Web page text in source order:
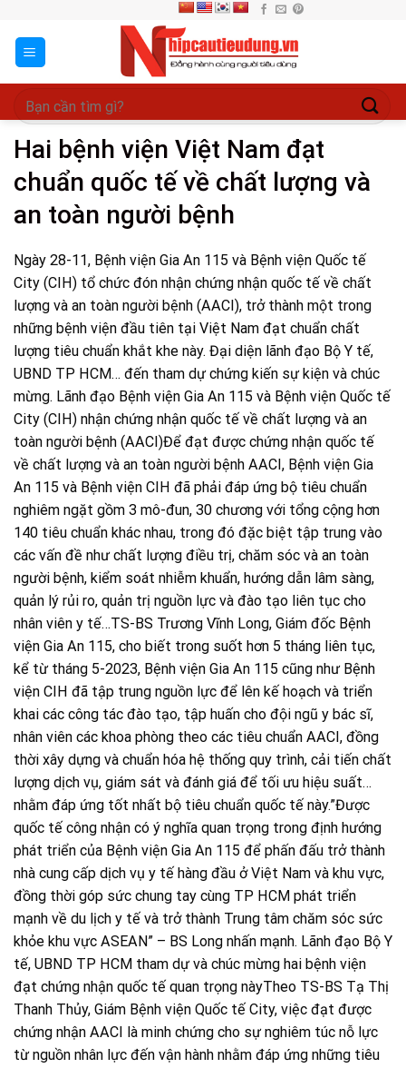
content
Hai bệnh viện Việt Nam đạt
chuẩn quốc tế về chất lượng và
an toàn người bệnh
Ngày 28-11, Bệnh viện Gia An 115 và Bệnh viện Quốc tế
City (CIH) tổ chức đón nhận chứng nhận quốc tế về chất
lượng và an toàn người bệnh (AACI), trở thành một trong
những bệnh viện đầu tiên tại Việt Nam đạt chuẩn chất
lượng tiêu chuẩn khắt khe này. Đại diện lãnh đạo Bộ Y tế,
UBND TP HCM… đến tham dự chứng kiến sự kiện và chúc
mừng. Lãnh đạo Bệnh viện Gia An 115 và Bệnh viện Quốc tế
City (CIH) nhận chứng nhận quốc tế về chất lượng và an
toàn người bệnh (AACI)Để đạt được chứng nhận quốc tế
về chất lượng và an toàn người bệnh AACI, Bệnh viện Gia
An 115 và Bệnh viện CIH đã phải đáp ứng bộ tiêu chuẩn
nghiêm ngặt gồm 3 mô-đun, 30 chương với tổng cộng hơn
140 tiêu chuẩn khác nhau, trong đó đặc biệt tập trung vào
các vấn đề như chất lượng điều trị, chăm sóc và an toàn
người bệnh, kiểm soát nhiễm khuẩn, hướng dẫn lâm sàng,
quản lý rủi ro, quản trị nguồn lực và đào tạo liên tục cho
nhân viên y tế…TS-BS Trương Vĩnh Long, Giám đốc Bệnh
viện Gia An 115, cho biết trong suốt hơn 5 tháng liên tục,
kể từ tháng 5-2023, Bệnh viện Gia An 115 cũng như Bệnh
viện CIH đã tập trung nguồn lực để lên kế hoạch và triển
khai các công tác đào tạo, tập huấn cho đội ngũ y bác sĩ,
nhân viên các khoa phòng theo các tiêu chuẩn AACI, đồng
thời xây dựng và chuẩn hóa hệ thống quy trình, cải tiến chất
lượng dịch vụ, giám sát và đánh giá để tối ưu hiệu suất…
nhằm đáp ứng tốt nhất bộ tiêu chuẩn quốc tế này.”Được
quốc tế công nhận có ý nghĩa quan trọng trong định hướng
phát triển của Bệnh viện Gia An 115 để phấn đấu trở thành
nhà cung cấp dịch vụ y tế hàng đầu ở Việt Nam và khu vực,
đồng thời góp sức chung tay cùng TP HCM phát triển
mạnh về du lịch y tế và trở thành Trung tâm chăm sóc sức
khỏe khu vực ASEAN” – BS Long nhấn mạnh. Lãnh đạo Bộ Y
tế, UBND TP HCM tham dự và chúc mừng hai bệnh viện
đạt chứng nhận quốc tế quan trọng nàyTheo TS-BS Tạ Thị
Thanh Thủy, Giám Bệnh viện Quốc tế City, việc đạt được
chứng nhận AACI là minh chứng cho sự nghiêm túc nỗ lực
từ nguồn nhân lực đến vận hành nhằm đáp ứng những tiêu